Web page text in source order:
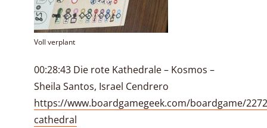
Voll verplant
00:28:43 Die rote Kathedrale – Kosmos –
Sheila Santos, Israel Cendrero
https://www.boardgamegeek.com/boardgame/
cathedral